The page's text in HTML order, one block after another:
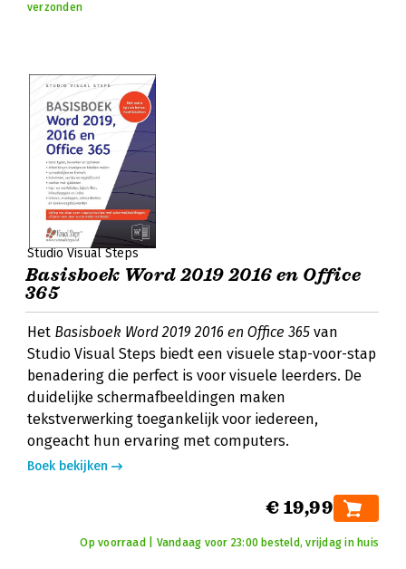
verzonden
Studio Visual Steps
Basisboek Word 2019 2016 en Office
365
Het Basisboek Word 2019 2016 en Office 365 van
Studio Visual Steps biedt een visuele stap-voor-stap
benadering die perfect is voor visuele leerders. De
duidelijke schermafbeeldingen maken
tekstverwerking toegankelijk voor iedereen,
ongeacht hun ervaring met computers.
Boek bekijken
€ 19,99
Op voorraad | Vandaag voor 23:00 besteld, vrijdag in huis